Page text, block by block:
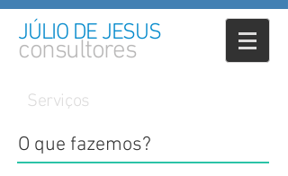
JÚLIO DE JESUS
consultores
Serviços
O que fazemos?